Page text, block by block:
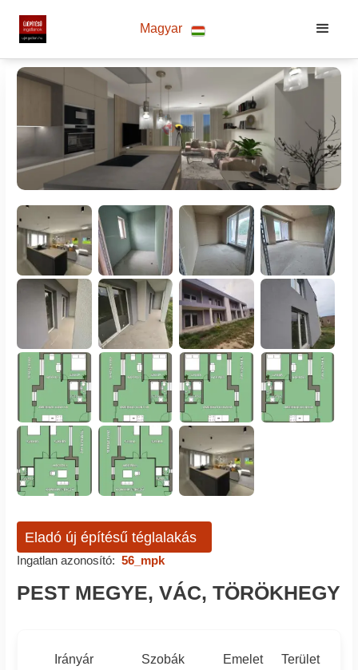
Magyar
Eladó új építésű téglalakás
Ingatlan azonosító: 56_mpk
PEST MEGYE, VÁC, TÖRÖKHEGY
Irányár Szobák Emelet Terület